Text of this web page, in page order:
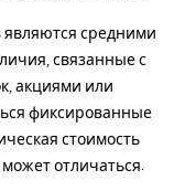
средними
связанные с
акциями или
фиксированные
стоимость
отличаться.